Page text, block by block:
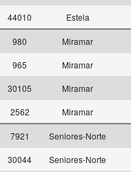
44010 Estela
980 Miramar
965 Miramar
30105 Miramar
2562 Miramar
7921 Seniores-Norte
30044 Seniores-Norte